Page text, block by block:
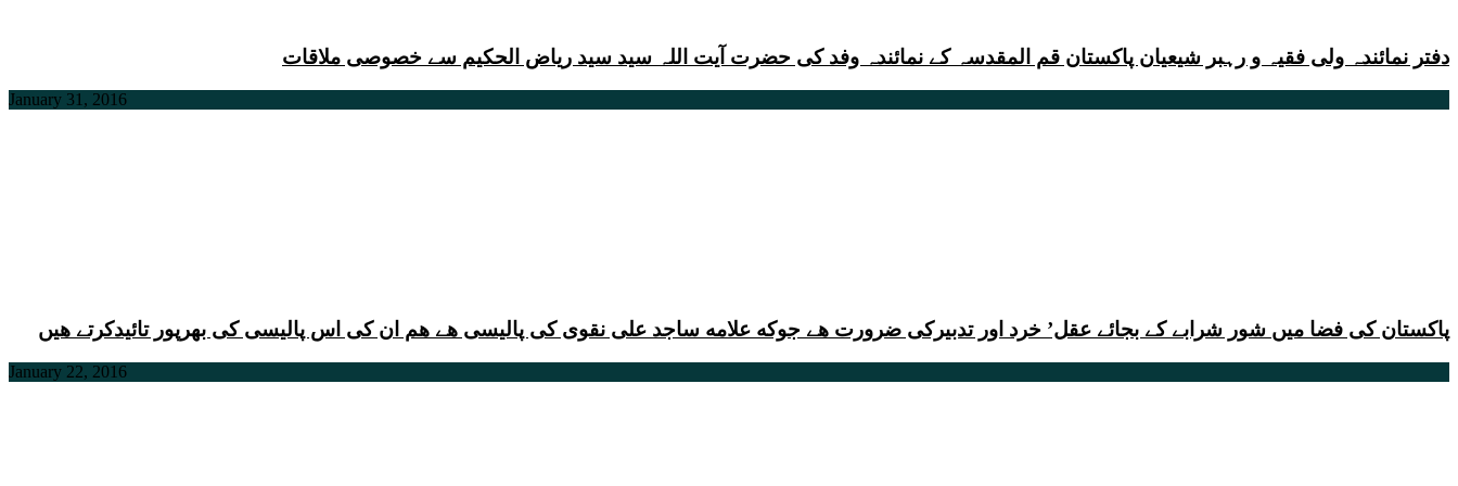
دفتر نمائندہ ولی فقیہ و رہبر شیعیان پاکستان قم المقدسہ کے نمائندہ وفد کی حضرت آیت اللہ سید سید ریاض الحکیم سے خصوصی ملاقات
January 31, 2016
پاکستان کی فضا میں شور شرابے کے بجائے عقل’ خرد اور تدبیرکی ضرورت هے جوکه علامه ساجد علی نقوی کی پالیسی هے هم ان کی اس پالیسی کی بهرپور تائیدکرتے هیں
January 22, 2016